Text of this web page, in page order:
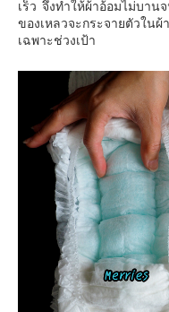
เร็ว จึงทำให้ผ้าอ้อมไม่บา
ของเหลวจะกระจายตัวใน
เฉพาะช่วงเป้า